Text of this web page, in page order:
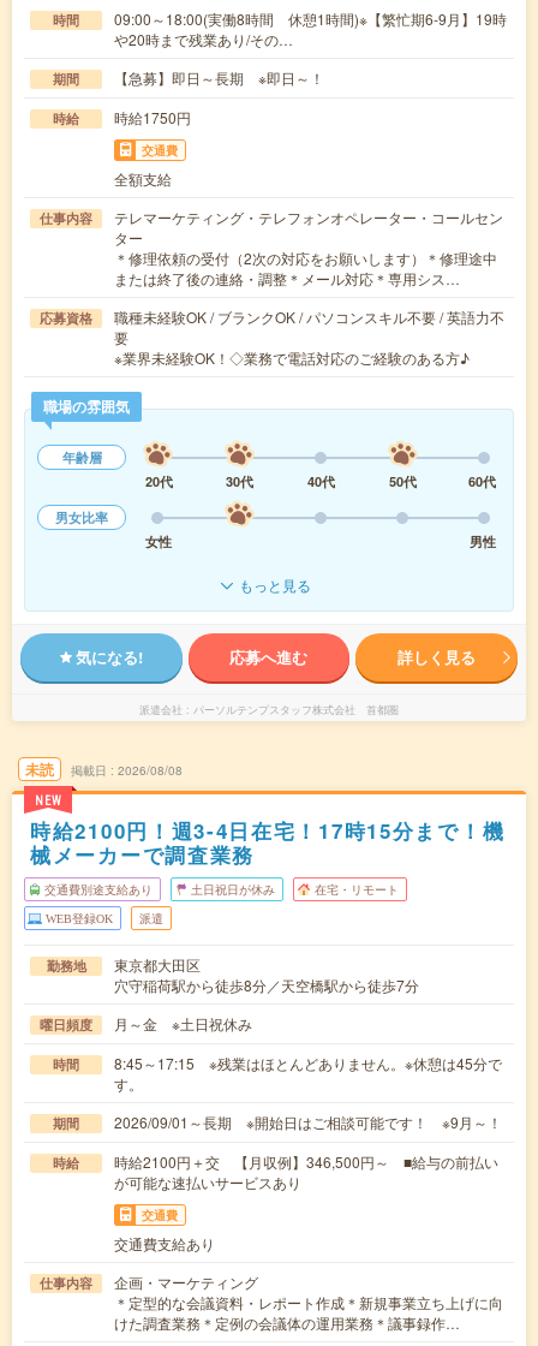
時間
09:00～18:00(実働8時間 休憩1時間)※【繁忙期6-9月】19時
や20時まで残業あり/その…
期間 【急募】即日～長期 ※即日～！
時給 時給1750円
交通費
全額支給
仕事内容
テレマーケティング・テレフォンオペレーター・コールセン
ター
＊修理依頼の受付（2次の対応をお願いします）＊修理途中
または終了後の連絡・調整＊メール対応＊専用シス…
応募資格
職種未経験OK / ブランクOK / パソコンスキル不要 / 英語力不
要
※業界未経験OK！◇業務で電話対応のご経験のある方♪
職場の雰囲気
年齢層
20代
30代 40代 50代
60代
男女比率
女性
男性
もっと見る
気になる! 応募へ進む 詳しく見る
派遣会社 パーソルテンプスタッフ株式会社 首都圏
未読
NEW
掲載日 2026/08/08
時給2100円！週3-4日在宅！17時15分まで！機
械メーカーで調査業務
交通費別途支給あり 土日祝日が休み 在宅・リモート
WEB登録OK 派遣
勤務地
東京都大田区
穴守稲荷駅から徒歩8分／天空橋駅から徒歩7分
曜日頻度 月～金 ※土日祝休み
時間
8:45～17:15 ※残業はほとんどありません。※休憩は45分で
す。
期間 2026/09/01～長期 ※開始日はご相談可能です！ ※9月～！
時給
時給2100円＋交 【月収例】346,500円～ ■給与の前払い
が可能な速払いサービスあり
交通費
交通費支給あり
仕事内容
企画・マーケティング
＊定型的な会議資料・レポート作成＊新規事業立ち上げに向
けた調査業務＊定例の会議体の運用業務＊議事録作…